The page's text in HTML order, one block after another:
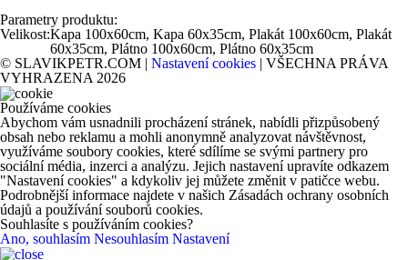
Parametry produktu:
Velikost:Kapa 100x60cm, Kapa 60x35cm, Plakát 100x60cm, Plakát
60x35cm, Plátno 100x60cm, Plátno 60x35cm
© SLAVIKPETR.COM | Nastavení cookies | VŠECHNA PRÁVA
VYHRAZENA 2026
Používáme cookies
Abychom vám usnadnili procházení stránek, nabídli přizpůsobený
obsah nebo reklamu a mohli anonymně analyzovat návštěvnost,
využíváme soubory cookies, které sdílíme se svými partnery pro
sociální média, inzerci a analýzu. Jejich nastavení upravíte odkazem
"Nastavení cookies" a kdykoliv jej můžete změnit v patičce webu.
Podrobnější informace najdete v našich Zásadách ochrany osobních
údajů a používání souborů cookies.
Souhlasíte s používáním cookies?
Ano, souhlasím Nesouhlasím Nastavení